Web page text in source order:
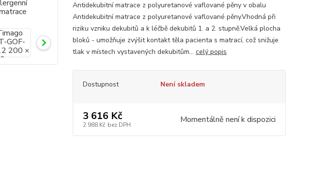
Antidekubitní matrace z polyuretanové vaflované pěny v obalu
Antidekubitní matrace z polyuretanové vaflované pěny.Vhodná při
riziku vzniku dekubitů a k léčbě dekubitů 1. a 2. stupně.Velká plocha
bloků - umožňuje zvýšit kontakt těla pacienta s matrací, což snižuje
tlak v místech vystavených dekubitům... celý popis
Dostupnost Není skladem
3 616 Kč
2 988 Kč bez DPH Momentálně není k dispozici